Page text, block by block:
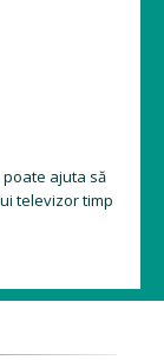
poate ajuta să
televizor timp